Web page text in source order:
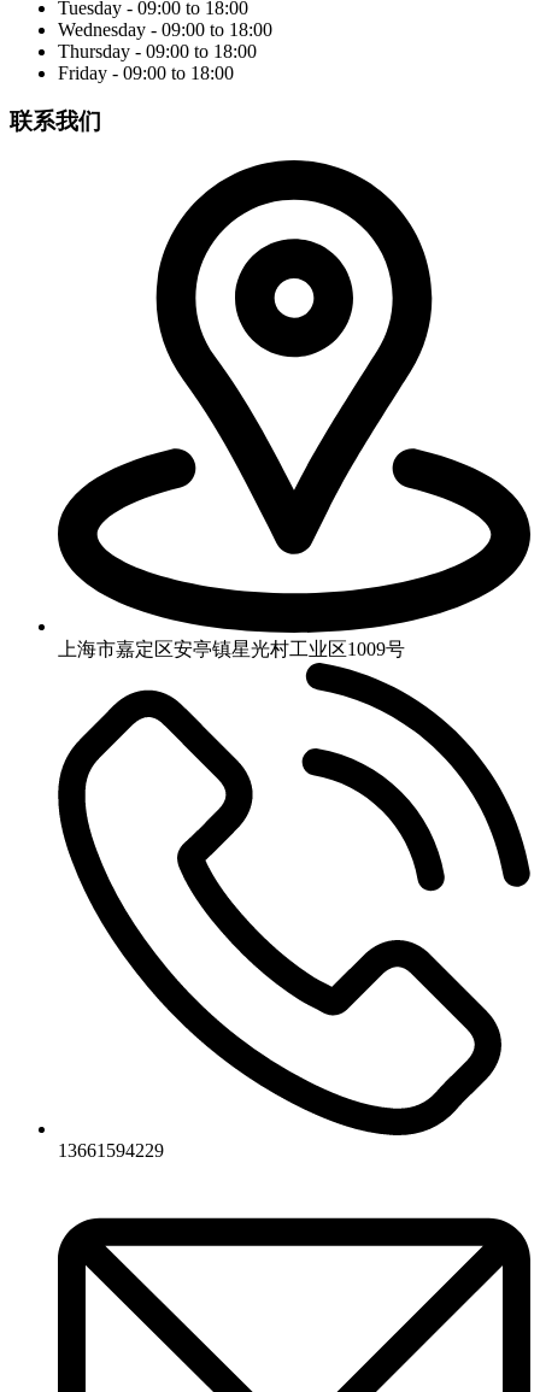
Tuesday - 09:00 to 18:00
Wednesday - 09:00 to 18:00
Thursday - 09:00 to 18:00
Friday - 09:00 to 18:00
联系我们
上海市嘉定区安亭镇星光村工业区1009号
13661594229